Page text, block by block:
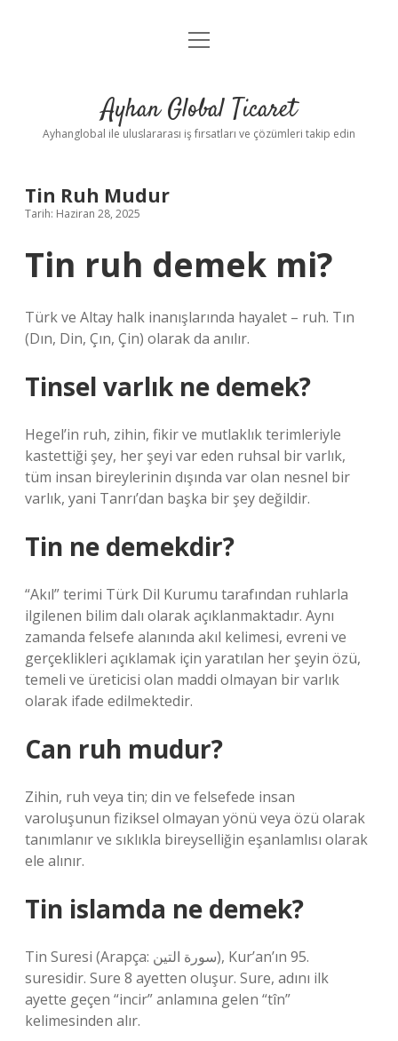
Anasayfa
Yasal Uyarı
menüyü
Ayhan Global Ticaret
Ayhanglobal ile uluslararası iş fırsatları ve çözümleri takip edin
Tin Ruh Mudur
Tarih: Haziran 28, 2025
Tin ruh demek mi?
Türk ve Altay halk inanışlarında hayalet – ruh. Tın
(Dın, Din, Çın, Çin) olarak da anılır.
Tinsel varlık ne demek?
Hegel’in ruh, zihin, fikir ve mutlaklık terimleriyle
kastettiği şey, her şeyi var eden ruhsal bir varlık,
tüm insan bireylerinin dışında var olan nesnel bir
varlık, yani Tanrı’dan başka bir şey değildir.
Tin ne demekdir?
“Akıl” terimi Türk Dil Kurumu tarafından ruhlarla
ilgilenen bilim dalı olarak açıklanmaktadır. Aynı
zamanda felsefe alanında akıl kelimesi, evreni ve
gerçeklikleri açıklamak için yaratılan her şeyin özü,
temeli ve üreticisi olan maddi olmayan bir varlık
olarak ifade edilmektedir.
Can ruh mudur?
Zihin, ruh veya tin; din ve felsefede insan
varoluşunun fiziksel olmayan yönü veya özü olarak
tanımlanır ve sıklıkla bireyselliğin eşanlamlısı olarak
ele alınır.
Tin islamda ne demek?
Tin Suresi (Arapça: سورة التين), Kur’an’ın 95.
suresidir. Sure 8 ayetten oluşur. Sure, adını ilk
ayette geçen “incir” anlamına gelen “tîn”
kelimesinden alır.